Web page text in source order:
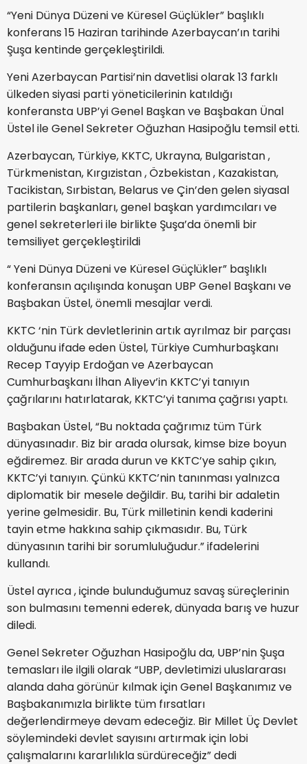
“Yeni Dünya Düzeni ve Küresel Güçlükler” başlıklı
konferans 15 Haziran tarihinde Azerbaycan’ın tarihi
Şuşa kentinde gerçekleştirildi.
Yeni Azerbaycan Partisi’nin davetlisi olarak 13 farklı
ülkeden siyasi parti yöneticilerinin katıldığı
konferansta UBP’yi Genel Başkan ve Başbakan Ünal
Üstel ile Genel Sekreter Oğuzhan Hasipoğlu temsil etti.
Azerbaycan, Türkiye, KKTC, Ukrayna, Bulgaristan ,
Türkmenistan, Kırgızistan , Özbekistan , Kazakistan,
Tacikistan, Sırbistan, Belarus ve Çin’den gelen siyasal
partilerin başkanları, genel başkan yardımcıları ve
genel sekreterleri ile birlikte Şuşa’da önemli bir
temsiliyet gerçekleştirildi
“ Yeni Dünya Düzeni ve Küresel Güçlükler” başlıklı
konferansın açılışında konuşan UBP Genel Başkanı ve
Başbakan Üstel, önemli mesajlar verdi.
KKTC ‘nin Türk devletlerinin artık ayrılmaz bir parçası
olduğunu ifade eden Üstel, Türkiye Cumhurbaşkanı
Recep Tayyip Erdoğan ve Azerbaycan
Cumhurbaşkanı İlhan Aliyev’in KKTC’yi tanıyın
çağrılarını hatırlatarak, KKTC’yi tanıma çağrısı yaptı.
Başbakan Üstel, “Bu noktada çağrımız tüm Türk
dünyasınadır. Biz bir arada olursak, kimse bize boyun
eğdiremez. Bir arada durun ve KKTC’ye sahip çıkın,
KKTC’yi tanıyın. Çünkü KKTC’nin tanınması yalnızca
diplomatik bir mesele değildir. Bu, tarihi bir adaletin
yerine gelmesidir. Bu, Türk milletinin kendi kaderini
tayin etme hakkına sahip çıkmasıdır. Bu, Türk
dünyasının tarihi bir sorumluluğudur.” ifadelerini
kullandı.
Üstel ayrıca , içinde bulunduğumuz savaş süreçlerinin
son bulmasını temenni ederek, dünyada barış ve huzur
diledi.
Genel Sekreter Oğuzhan Hasipoğlu da, UBP’nin Şuşa
temasları ile ilgili olarak “UBP, devletimizi uluslararası
alanda daha görünür kılmak için Genel Başkanımız ve
Başbakanımızla birlikte tüm fırsatları
değerlendirmeye devam edeceğiz. Bir Millet Üç Devlet
söylemindeki devlet sayısını artırmak için lobi
çalışmalarını kararlılıkla sürdüreceğiz” dedi